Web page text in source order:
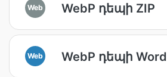
Web WebP դեպի ZIP
Web WebP դեպի Word